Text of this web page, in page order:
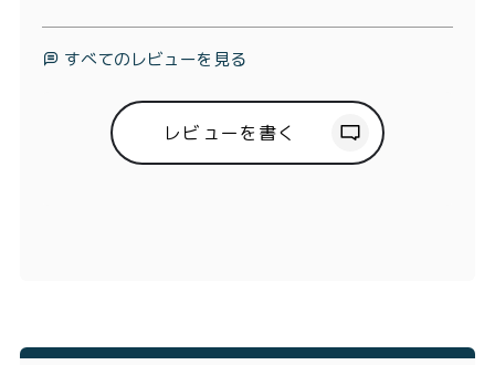
すべてのレビューを見る
レビューを書く